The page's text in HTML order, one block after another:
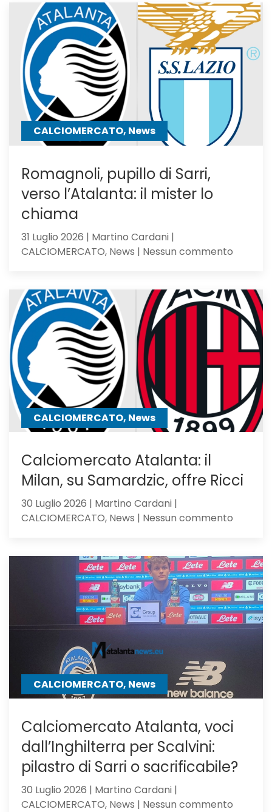
El
Bilal
resta
in
uscita:
Parma
passo
CALCIOMERCATO, News
Romagnoli, pupillo di Sarri,
verso l’Atalanta: il mister lo
chiama
31 Luglio 2026 | Martino Cardani |
CALCIOMERCATO, News | Nessun commento
di
Sarri,
verso
mister
chiama
CALCIOMERCATO, News
Calciomercato Atalanta: il
Milan, su Samardzic, offre Ricci
30 Luglio 2026 | Martino Cardani |
CALCIOMERCATO, News | Nessun commento
il
Milan,
su
offre
Ricci
CALCIOMERCATO, News
Calciomercato Atalanta, voci
dall’Inghilterra per Scalvini:
pilastro di Sarri o sacrificabile?
30 Luglio 2026 | Martino Cardani |
CALCIOMERCATO, News | Nessun commento